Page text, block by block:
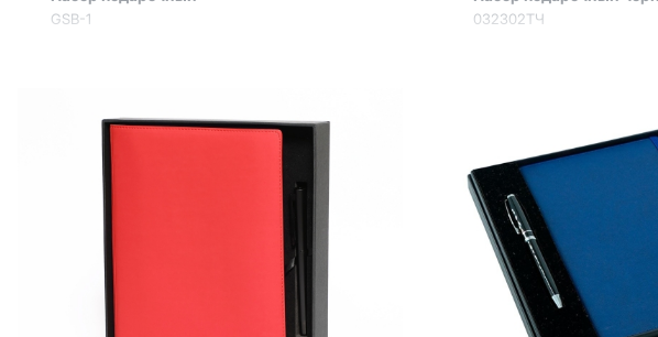
GSB-1 032302ТЧ